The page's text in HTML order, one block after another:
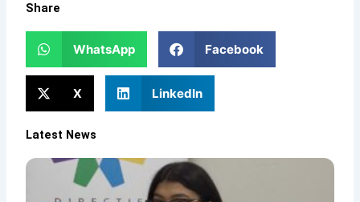
Share
WhatsApp Facebook
X LinkedIn
Latest News